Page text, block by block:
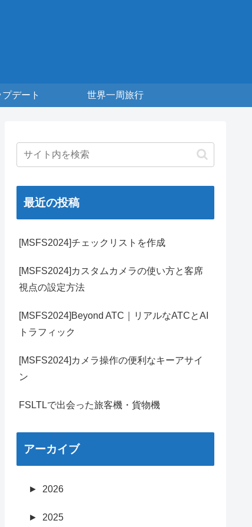
プデート 世界一周旅行
最近の投稿
[MSFS2024]チェックリストを作成
[MSFS2024]カスタムカメラの使い方と客席
視点の設定方法
[MSFS2024]Beyond ATC｜リアルなATCとAI
トラフィック
[MSFS2024]カメラ操作の便利なキーアサイ
ン
FSLTLで出会った旅客機・貨物機
アーカイブ
► 2026
► 2025